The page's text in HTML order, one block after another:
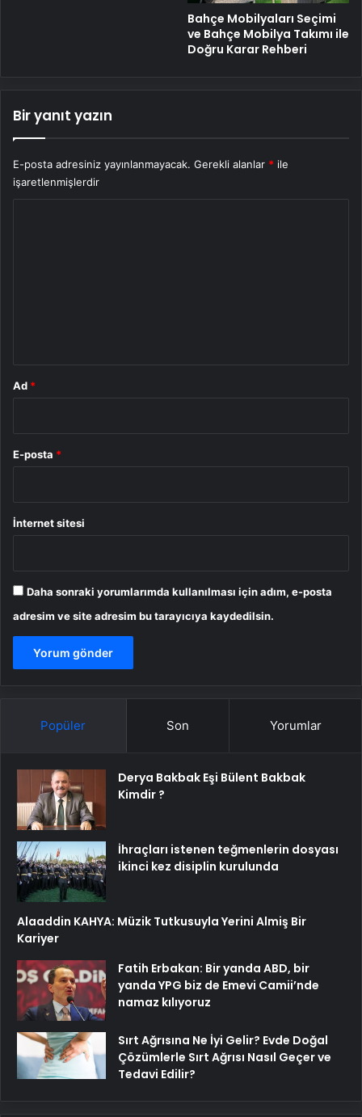
Bahçe Mobilyaları Seçimi
ve Bahçe Mobilya Takımı ile
Doğru Karar Rehberi
Bir yanıt yazın
E-posta adresiniz yayınlanmayacak. Gerekli alanlar * ile
işaretlenmişlerdir
Ad *
E-posta *
İnternet sitesi
Daha sonraki yorumlarımda kullanılması için adım, e-posta
adresim ve site adresim bu tarayıcıya kaydedilsin.
Popüler Son Yorumlar
Derya Bakbak Eşi Bülent Bakbak
Kimdir ?
İhraçları istenen teğmenlerin dosyası
ikinci kez disiplin kurulunda
Alaaddin KAHYA: Müzik Tutkusuyla Yerini Almiş Bir
Kariyer
Fatih Erbakan: Bir yanda ABD, bir
yanda YPG biz de Emevi Camii’nde
namaz kılıyoruz
Sırt Ağrısına Ne İyi Gelir? Evde Doğal
Çözümlerle Sırt Ağrısı Nasıl Geçer ve
Tedavi Edilir?